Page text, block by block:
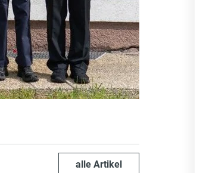
alle Artikel